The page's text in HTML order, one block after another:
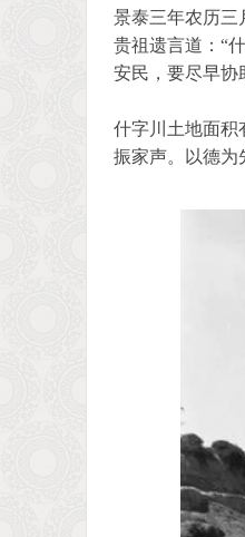
景泰三年农历三
贵祖遗言道：“
安民，要尽早协
什字川土地面积
振家声。以德为